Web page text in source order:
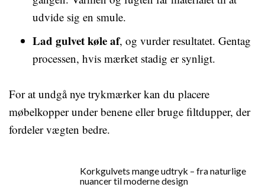
udvide sig en smule.
Lad gulvet køle af, og vurder resultatet. Gentag
processen, hvis mærket stadig er synligt.
For at undgå nye trykmærker kan du placere
møbelkopper under benene eller bruge filtdupper, der
fordeler vægten bedre.
Korkgulvets mange udtryk – fra naturlige
nuancer til moderne design